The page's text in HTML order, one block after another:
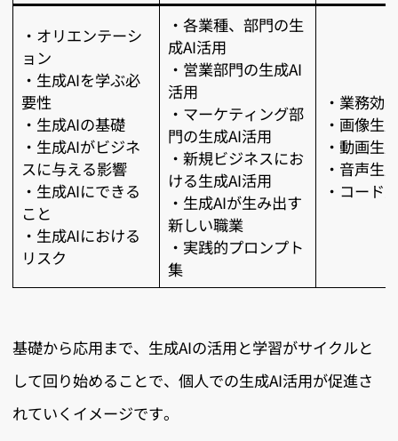
・オリエンテーシ
ョン
・生成AIを学ぶ必
要性
・生成AIの基礎
・生成AIがビジネ
スに与える影響
・生成AIにできる
こと
・生成AIにおける
リスク
・各業種、部門の生
成AI活用
・営業部門の生成AI
活用
・マーケティング部
門の生成AI活用
・新規ビジネスにお
ける生成AI活用
・生成AIが生み出す
新しい職業
・実践的プロンプト
集
・業務効
・画像生
・動画生
・音声生
・コード
基礎から応用まで、生成AIの活用と学習がサイクルと
して回り始めることで、個人での生成AI活用が促進さ
れていくイメージです。